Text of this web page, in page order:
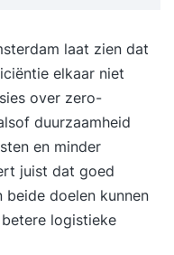
willen. Voor
idee of een
twee
met zijn product,
die zich met
die nieuwe
of de
iedereen
laat zien dat
elkaar niet
over zero-
duurzaamheid
en minder
juist dat goed
doelen kunnen
logistieke